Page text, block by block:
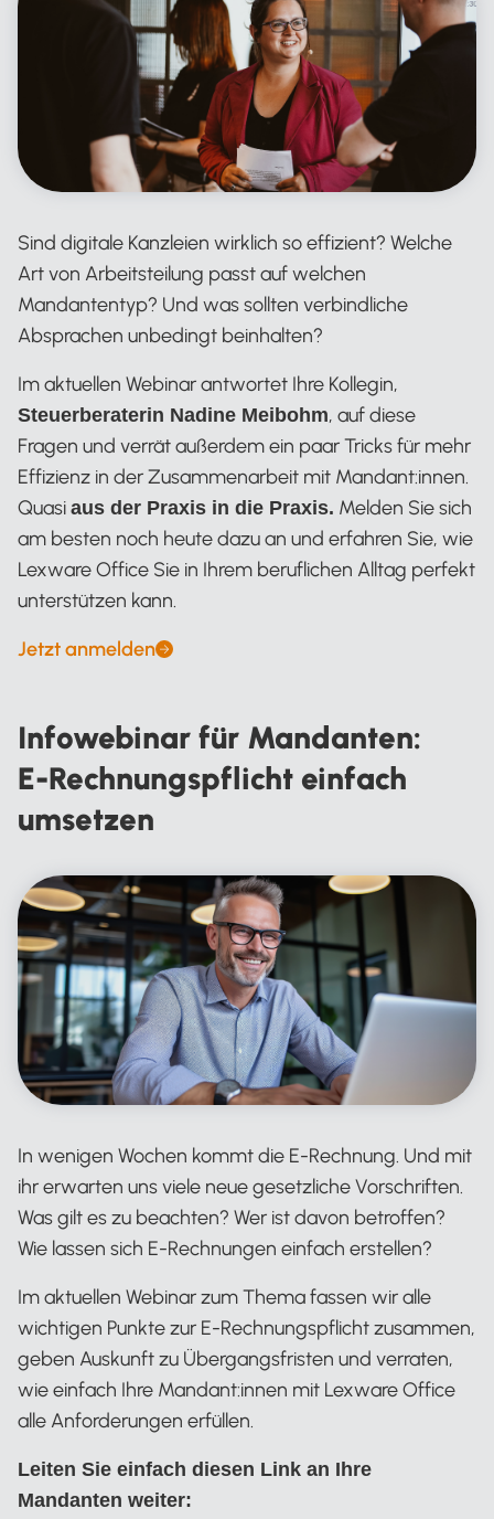
Sind digitale Kanzleien wirklich so effizient? Welche
Art von Arbeitsteilung passt auf welchen
Mandantentyp? Und was sollten verbindliche
Absprachen unbedingt beinhalten?
Im aktuellen Webinar antwortet Ihre Kollegin,
Steuerberaterin Nadine Meibohm, auf diese
Fragen und verrät außerdem ein paar Tricks für mehr
Effizienz in der Zusammenarbeit mit Mandant:innen.
Quasi aus der Praxis in die Praxis. Melden Sie sich
am besten noch heute dazu an und erfahren Sie, wie
Lexware Office Sie in Ihrem beruflichen Alltag perfekt
unterstützen kann.
Jetzt anmelden
Infowebinar für Mandanten:
E-Rechnungspflicht einfach
umsetzen
In wenigen Wochen kommt die E-Rechnung. Und mit
ihr erwarten uns viele neue gesetzliche Vorschriften.
Was gilt es zu beachten? Wer ist davon betroffen?
Wie lassen sich E-Rechnungen einfach erstellen?
Im aktuellen Webinar zum Thema fassen wir alle
wichtigen Punkte zur E-Rechnungspflicht zusammen,
geben Auskunft zu Übergangsfristen und verraten,
wie einfach Ihre Mandant:innen mit Lexware Office
alle Anforderungen erfüllen.
Leiten Sie einfach diesen Link an Ihre
Mandanten weiter: